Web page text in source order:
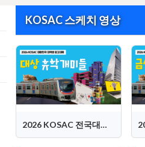
KOSAC 스케치 영상
2026 KOSAC 전국대회 대상 (휴학개미들)